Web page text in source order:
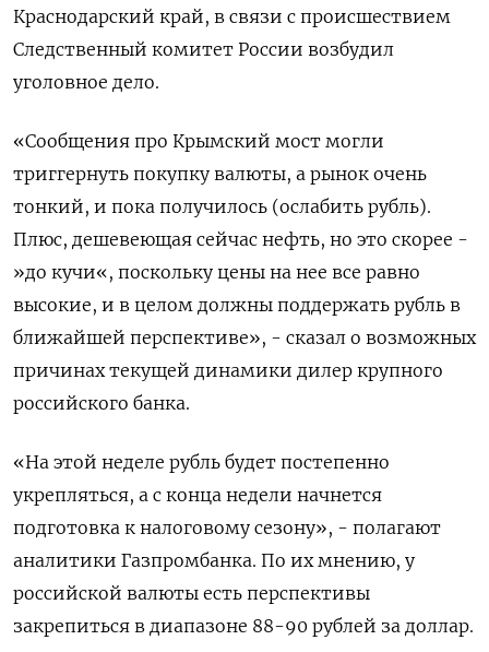
Краснодарский край, в связи с происшествием
Следственный комитет России возбудил
уголовное дело.
«Сообщения про Крымский мост могли
триггернуть покупку валюты, а рынок очень
тонкий, и пока получилось (ослабить рубль).
Плюс, дешевеющая сейчас нефть, но это скорее -
»до кучи«, поскольку цены на нее все равно
высокие, и в целом должны поддержать рубль в
ближайшей перспективе», - сказал о возможных
причинах текущей динамики дилер крупного
российского банка.
«На этой неделе рубль будет постепенно
укрепляться, а с конца недели начнется
подготовка к налоговому сезону», - полагают
аналитики Газпромбанка. По их мнению, у
российской валюты есть перспективы
закрепиться в диапазоне 88-90 рублей за доллар.